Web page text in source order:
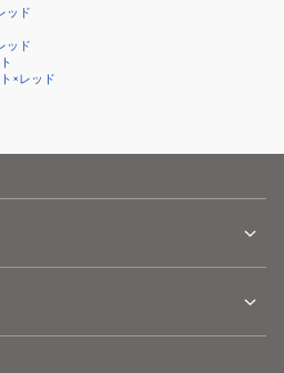
ッド
ッド
×レッド